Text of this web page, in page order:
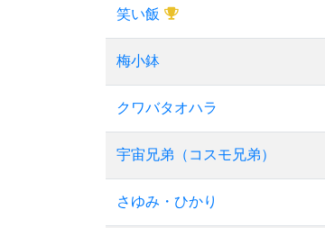
笑い飯
梅小鉢
クワバタオハラ
宇宙兄弟（コスモ兄弟）
さゆみ・ひかり